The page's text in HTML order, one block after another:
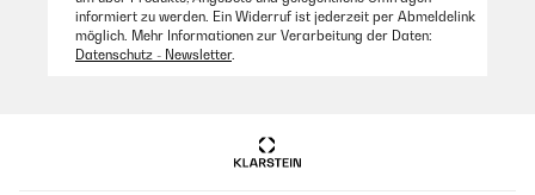
Amazon Benutzer – Bewertung durch Chal-Tec GmbH nicht
eigenständig überprüft
Amazon Benutzer – Bewertung durch Chal-Tec GmbH nicht
eigenständig überprüft
informiert zu werden. Ein Widerruf ist jederzeit per Abmeldelink
möglich. Mehr Informationen zur Verarbeitung der Daten:
Datenschutz - Newsletter.